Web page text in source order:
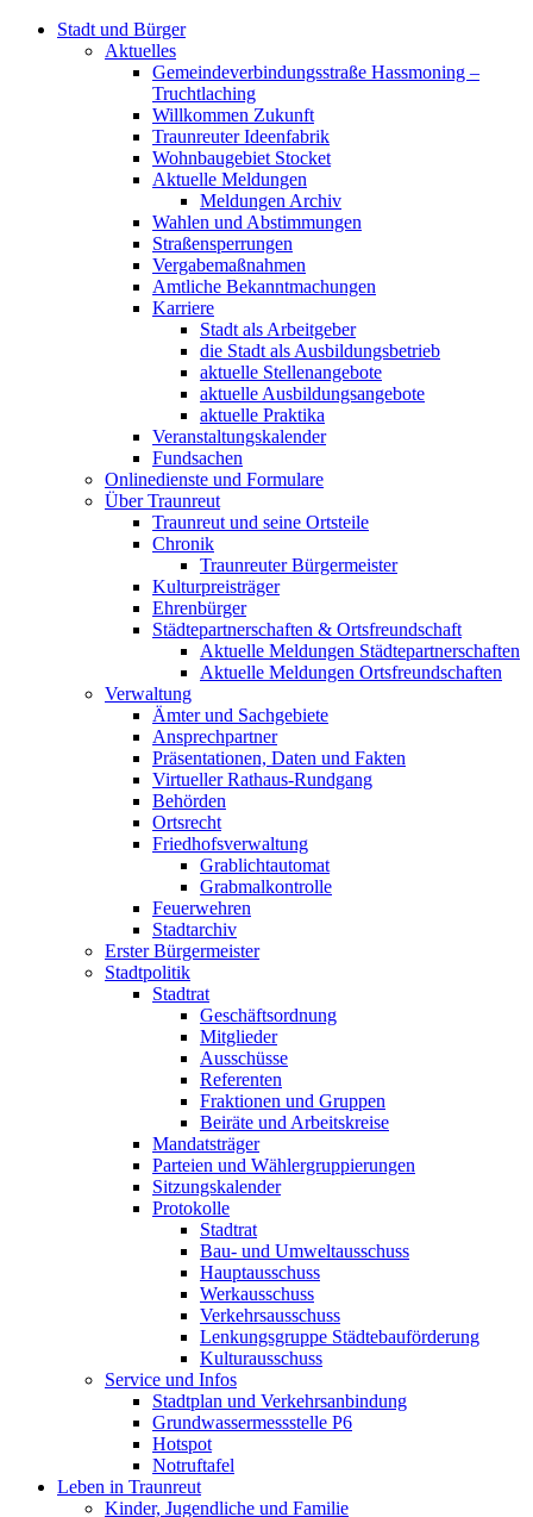
Stadt und Bürger
Aktuelles
Gemeindeverbindungsstraße Hassmoning –
Truchtlaching
Willkommen Zukunft
Traunreuter Ideenfabrik
Wohnbaugebiet Stocket
Aktuelle Meldungen
Meldungen Archiv
Wahlen und Abstimmungen
Straßensperrungen
Vergabemaßnahmen
Amtliche Bekanntmachungen
Karriere
Stadt als Arbeitgeber
die Stadt als Ausbildungsbetrieb
aktuelle Stellenangebote
aktuelle Ausbildungsangebote
aktuelle Praktika
Veranstaltungskalender
Fundsachen
Onlinedienste und Formulare
Über Traunreut
Traunreut und seine Ortsteile
Chronik
Traunreuter Bürgermeister
Kulturpreisträger
Ehrenbürger
Städtepartnerschaften & Ortsfreundschaft
Aktuelle Meldungen Städtepartnerschaften
Aktuelle Meldungen Ortsfreundschaften
Verwaltung
Ämter und Sachgebiete
Ansprechpartner
Präsentationen, Daten und Fakten
Virtueller Rathaus-Rundgang
Behörden
Ortsrecht
Friedhofsverwaltung
Grablichtautomat
Grabmalkontrolle
Feuerwehren
Stadtarchiv
Erster Bürgermeister
Stadtpolitik
Stadtrat
Geschäftsordnung
Mitglieder
Ausschüsse
Referenten
Fraktionen und Gruppen
Beiräte und Arbeitskreise
Mandatsträger
Parteien und Wählergruppierungen
Sitzungskalender
Protokolle
Stadtrat
Bau- und Umweltausschuss
Hauptausschuss
Werkausschuss
Verkehrsausschuss
Lenkungsgruppe Städtebauförderung
Kulturausschuss
Service und Infos
Stadtplan und Verkehrsanbindung
Grundwassermessstelle P6
Hotspot
Notruftafel
Leben in Traunreut
Kinder, Jugendliche und Familie